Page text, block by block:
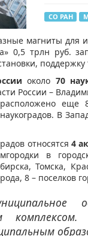
СО РАН
магниты для
0,5 трлн руб.
около 70
России –
В
относятся 4
в
Томска,
8 – поселков